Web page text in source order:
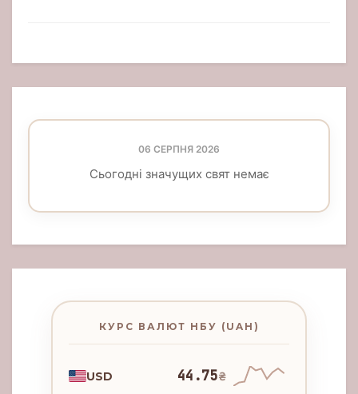
06 СЕРПНЯ 2026
Сьогодні значущих свят немає
КУРС ВАЛЮТ НБУ (UAH)
USD 44.75₴